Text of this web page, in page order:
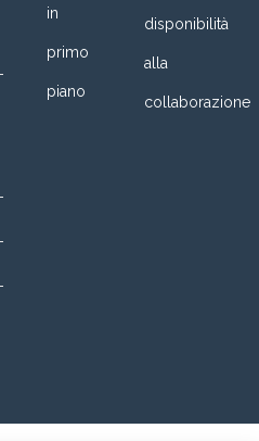
in
primo
piano
disponibilità
alla
collaborazione